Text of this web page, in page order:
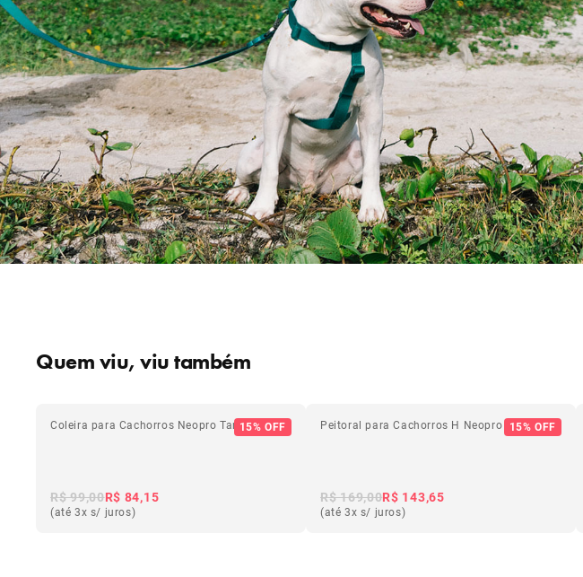
Quem viu, viu também
15% OFF
Coleira para Cachorros Neopro Tangerine
R$ 99,00R$ 84,15
(até 3x s/ juros)
15% OFF
Peitoral para Cachorros H Neopro Amazonia
R$ 169,00R$ 143,65
(até 3x s/ juros)